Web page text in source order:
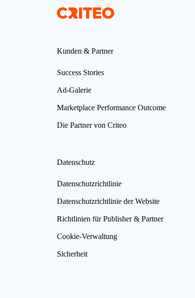
Kunden & Partner
Success Stories
Ad-Galerie
Marketplace Performance Outcome
Die Partner von Criteo
Datenschutz
Datenschutzrichtlinie
Datenschutzrichtlinie der Website
Richtlinien für Publisher & Partner
Cookie-Verwaltung
Sicherheit